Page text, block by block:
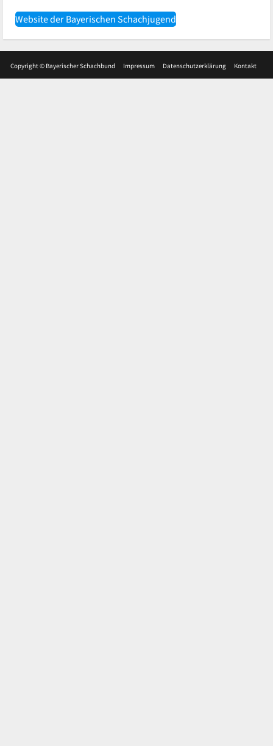
Website der Bayerischen Schachjugend
Copyright © Bayerischer Schachbund Impressum Datenschutzerklärung Kontakt